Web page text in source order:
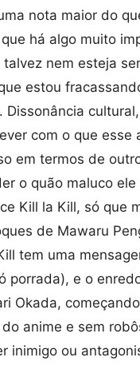
nota maior do
há algo muito
nem esteja
estou
Dissonância
com o que esse
em termos de
o quão maluco ele
Kill la Kill, só que
de Mawaru
tem uma
porrada), e o
Okada,
anime e sem
inimigo ou